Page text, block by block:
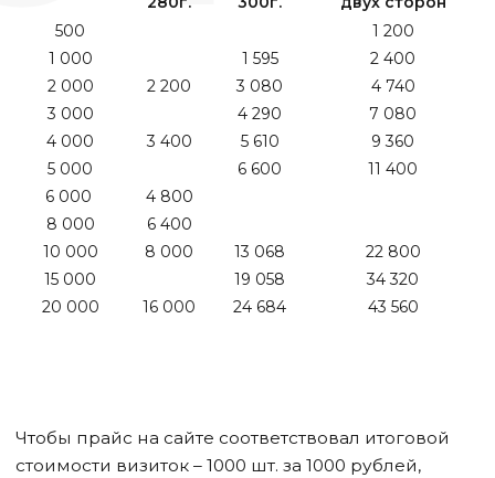
500
1 200
1 000
1 595
2 400
2 000
2 200 3 080
4 740
3 000
4 290
7 080
4 000
3 400 5 610
9 360
5 000
6 600
11 400
6 000
4 800
8 000
6 400
10 000
8 000 13 068
22 800
15 000
19 058
34 320
20 000
16 000 24 684 43 560
Чтобы прайс на сайте соответствовал итоговой
стоимости визиток – 1000 шт. за 1000 рублей,